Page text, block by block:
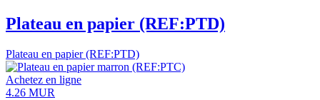
Plateau en papier (REF:PTD)
Plateau en papier (REF:PTD)
Achetez en ligne
4.26 MUR